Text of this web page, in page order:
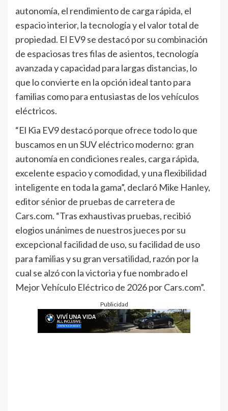
autonomía, el rendimiento de carga rápida, el
espacio interior, la tecnología y el valor total de
propiedad. El EV9 se destacó por su combinación
de espaciosas tres filas de asientos, tecnología
avanzada y capacidad para largas distancias, lo
que lo convierte en la opción ideal tanto para
familias como para entusiastas de los vehículos
eléctricos.
“El Kia EV9 destacó porque ofrece todo lo que
buscamos en un SUV eléctrico moderno: gran
autonomía en condiciones reales, carga rápida,
excelente espacio y comodidad, y una flexibilidad
inteligente en toda la gama”, declaró Mike Hanley,
editor sénior de pruebas de carretera de
Cars.com. “Tras exhaustivas pruebas, recibió
elogios unánimes de nuestros jueces por su
excepcional facilidad de uso, su facilidad de uso
para familias y su gran versatilidad, razón por la
cual se alzó con la victoria y fue nombrado el
Mejor Vehículo Eléctrico de 2026 por Cars.com”.
Publicidad